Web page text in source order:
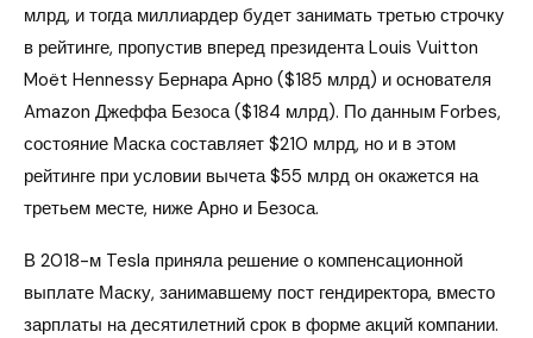
млрд, и тогда миллиардер будет занимать третью строчку
в рейтинге, пропустив вперед президента Louis Vuitton
Moët Hennessy Бернара Арно ($185 млрд) и основателя
Amazon Джеффа Безоса ($184 млрд). По данным Forbes,
состояние Маска составляет $210 млрд, но и в этом
рейтинге при условии вычета $55 млрд он окажется на
третьем месте, ниже Арно и Безоса.
В 2018-м Tesla приняла решение о компенсационной
выплате Маску, занимавшему пост гендиректора, вместо
зарплаты на десятилетний срок в форме акций компании.